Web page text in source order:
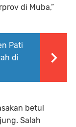
di Muba,”
Pati
di
betul
Salah